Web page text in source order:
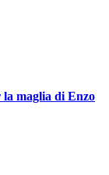
la maglia di Enzo